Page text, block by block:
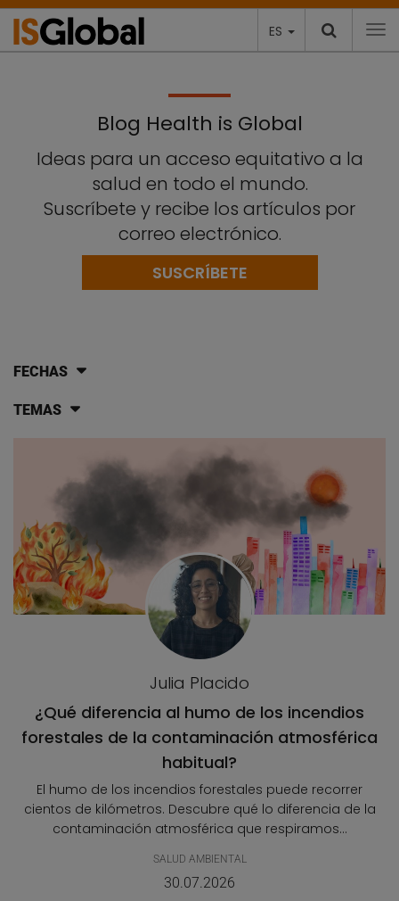
ES
Blog Health is Global
Ideas para un acceso equitativo a la
salud en todo el mundo.
Suscríbete y recibe los artículos por
correo electrónico.
SUSCRÍBETE
FECHAS
TEMAS
Lista de artículos del blog
Julia Placido
¿Qué diferencia al humo de los incendios
forestales de la contaminación atmosférica
habitual?
El humo de los incendios forestales puede recorrer
cientos de kilómetros. Descubre qué lo diferencia de la
contaminación atmosférica que respiramos...
SALUD AMBIENTAL
30.07.2026